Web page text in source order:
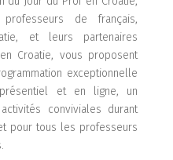
de français,
et leurs partenaires
Croatie, vous proposent
exceptionnelle
et en ligne, un
conviviales durant
pour tous les professeurs